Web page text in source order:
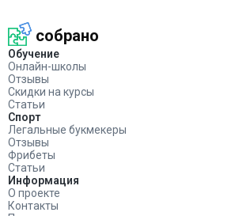
собрано
Обучение
Онлайн-школы
Отзывы
Скидки на курсы
Статьи
Спорт
Легальные букмекеры
Отзывы
Фрибеты
Статьи
Информация
О проекте
Контакты